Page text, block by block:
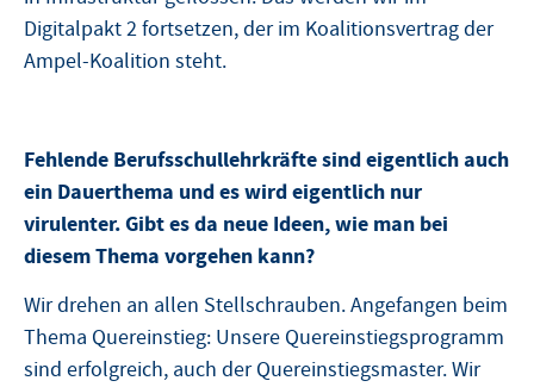
Digitalpakt 2 fortsetzen, der im Koalitionsvertrag der
Ampel-Koalition steht.
Fehlende Berufsschullehrkräfte sind eigentlich auch
ein Dauerthema und es wird eigentlich nur
virulenter. Gibt es da neue Ideen, wie man bei
diesem Thema vorgehen kann?
Wir drehen an allen Stellschrauben. Angefangen beim
Thema Quereinstieg: Unsere Quereinstiegsprogramm
sind erfolgreich, auch der Quereinstiegsmaster. Wir